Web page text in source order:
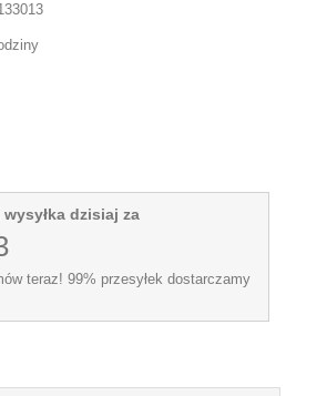
dzisiaj za
teraz! 99% przesyłek dostarczamy